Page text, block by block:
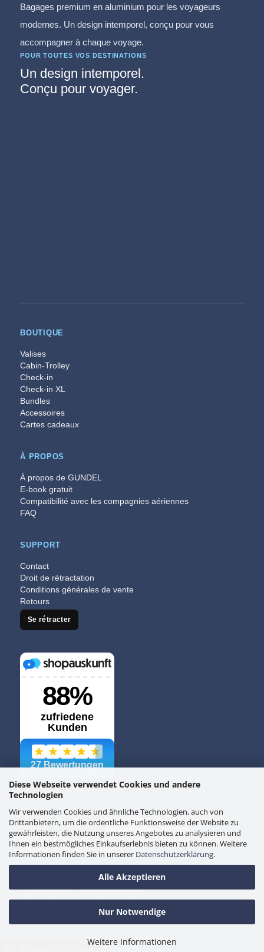
Diese Webseite verwendet Cookies und andere
Technologien
Wir verwenden Cookies und ähnliche Technologien, auch von
Drittanbietern, um die ordentliche Funktionsweise der Website zu
gewährleisten, die Nutzung unseres Angebotes zu analysieren und
Ihnen ein bestmögliches Einkaufserlebnis bieten zu können. Weitere
Informationen finden Sie in unserer Datenschutzerklärung.
Alle Akzeptieren
Nur Notwendige
Weitere Informationen
Bagages premium en aluminium pour les voyageurs
modernes. Un design intemporel, conçu pour vous
accompagner à chaque voyage.
POUR TOUTES VOS DESTINATIONS
Un design intemporel.
Conçu pour voyager.
BOUTIQUE
Valises
Cabin-Trolley
Check-in
Check-in XL
Bundles
Accessoires
Cartes cadeaux
À PROPOS
À propos de GUNDEL
E-book gratuit
Compatibilité avec les compagnies aériennes
FAQ
SUPPORT
Contact
Droit de rétractation
Conditions générales de vente
Retours
Se rétracter
PAIEMENT SÉCURISÉ
Mentions légales ConfidentialitéConditions généralesRétractation
Retours
Paramètres des cookies
© 2026 GUNDEL. Tous droits réservés.